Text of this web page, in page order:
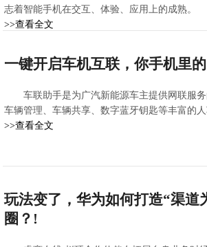
志着智能手机在交互、体验、应用上的成熟。
>>查看全文
一键开启车机互联，你手机里
车联助手是为广汽新能源车主提供网联服
车辆管理、车辆共享、数字蓝牙钥匙等丰富的人
>>查看全文
玩法变了，华为如何打造“渠道
圈？!